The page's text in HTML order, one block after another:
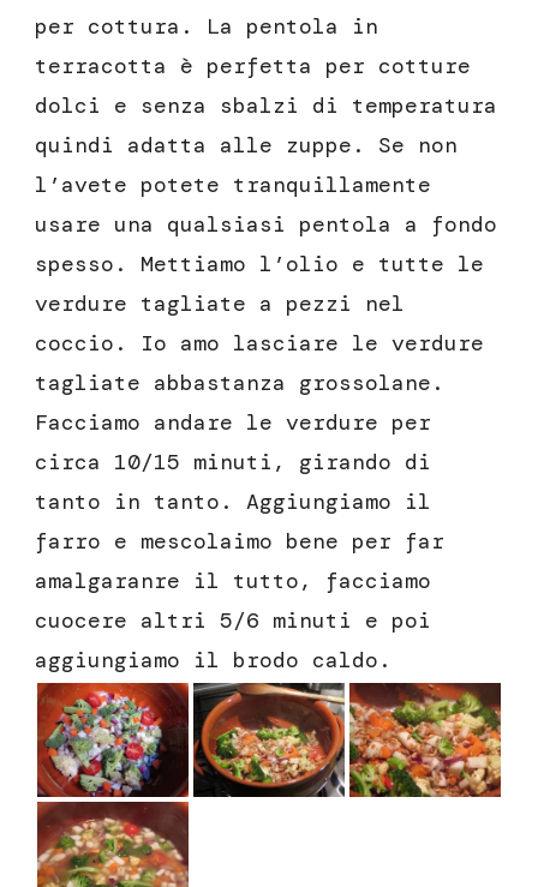
per cottura. La pentola in
terracotta è perfetta per cotture
dolci e senza sbalzi di temperatura
quindi adatta alle zuppe. Se non
l’avete potete tranquillamente
usare una qualsiasi pentola a fondo
spesso. Mettiamo l’olio e tutte le
verdure tagliate a pezzi nel
coccio. Io amo lasciare le verdure
tagliate abbastanza grossolane.
Facciamo andare le verdure per
circa 10/15 minuti, girando di
tanto in tanto. Aggiungiamo il
farro e mescolaimo bene per far
amalgaranre il tutto, facciamo
cuocere altri 5/6 minuti e poi
aggiungiamo il brodo caldo.